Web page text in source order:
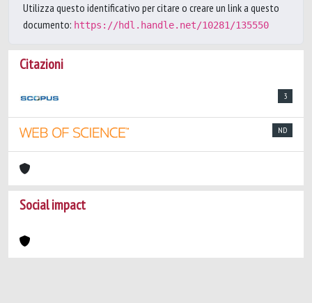
Utilizza questo identificativo per citare o creare un link a questo
documento: https://hdl.handle.net/10281/135550
Citazioni
3
ND
Social impact